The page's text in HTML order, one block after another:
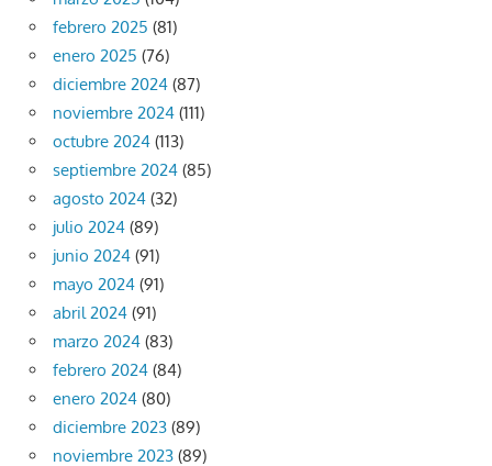
febrero 2025 (81)
enero 2025 (76)
diciembre 2024 (87)
noviembre 2024 (111)
octubre 2024 (113)
septiembre 2024 (85)
agosto 2024 (32)
julio 2024 (89)
junio 2024 (91)
mayo 2024 (91)
abril 2024 (91)
marzo 2024 (83)
febrero 2024 (84)
enero 2024 (80)
diciembre 2023 (89)
noviembre 2023 (89)